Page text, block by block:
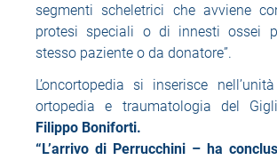
segmenti scheletrici che avviene
protesi speciali o di innesti ossei
stesso paziente o da donatore”.
L’oncortopedia si inserisce
ortopedia e traumatologia del
Filippo Boniforti.
“L’arrivo di Perrucchini – ha